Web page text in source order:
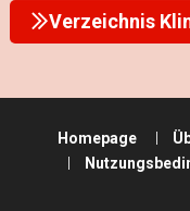
Verzeichnis
Homepage